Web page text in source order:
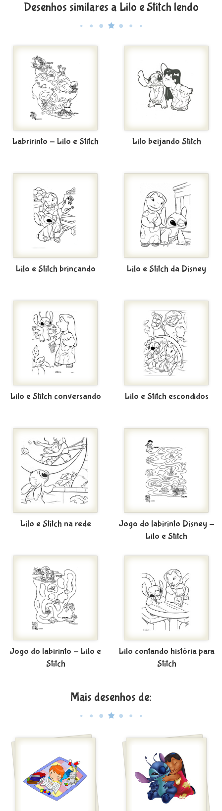
Desenhos similares a Lilo e Stitch lendo
Labririnto - Lilo e Stitch Lilo beijando Stitch
Lilo e Stitch brincando Lilo e Stitch da Disney
Lilo e Stitch conversando Lilo e Stitch escondidos
Lilo e Stitch na rede
Jogo do labirinto Disney -
Lilo e Stitch
Jogo do labirinto - Lilo e
Stitch
Lilo contando história para
Stitch
Mais desenhos de: